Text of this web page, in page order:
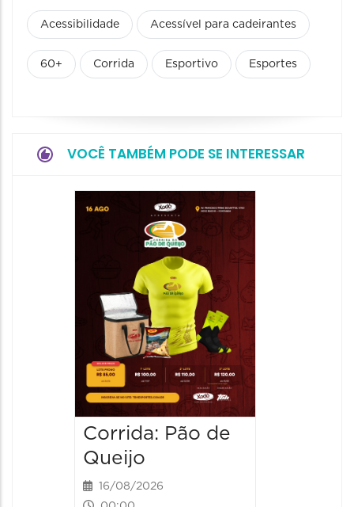
Acessibilidade Acessível para cadeirantes
60+ Corrida Esportivo Esportes
VOCÊ TAMBÉM PODE SE INTERESSAR
Corrida: Pão de
Queijo
16/08/2026